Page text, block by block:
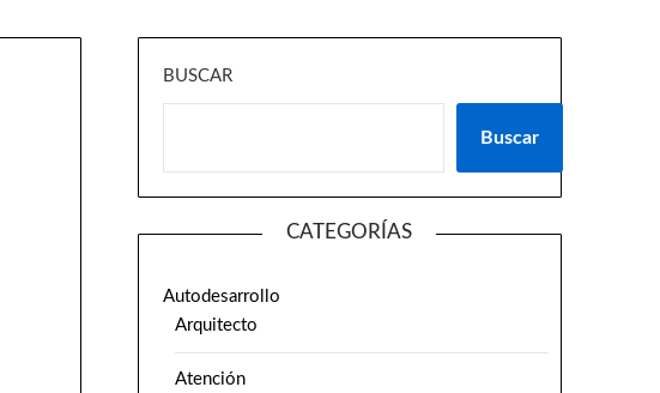
BUSCAR
Buscar
CATEGORÍAS
Autodesarrollo
Arquitecto
Atención